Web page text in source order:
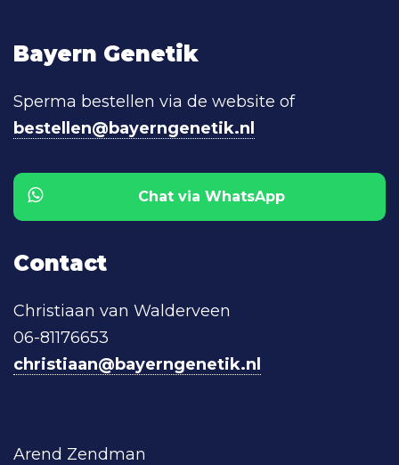
Bayern Genetik
Sperma bestellen via de website of
bestellen@bayerngenetik.nl
Chat via WhatsApp
Contact
Christiaan van Walderveen
06-81176653
christiaan@bayerngenetik.nl
Arend Zendman